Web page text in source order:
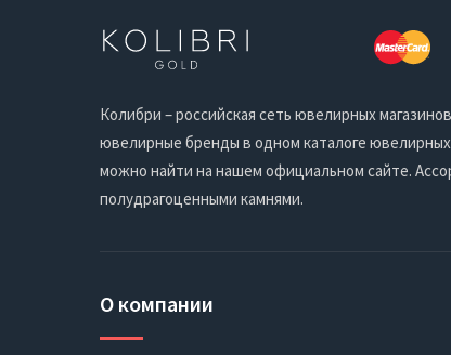
Колибри – российская сеть ювелирных
ювелирные бренды в одном каталоге
можно найти на нашем официальном сайте.
полудрагоценными камнями.
О компании